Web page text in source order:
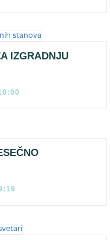
IZGRADNJU